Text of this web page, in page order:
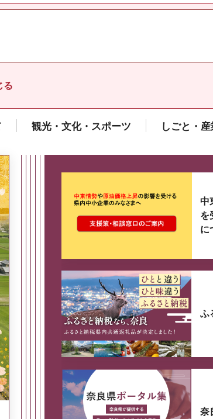
る
観光・文化・スポーツ しごと・産
ここから最大3つずつ情報が
り奈良」
策集
中
を
に
ふ
奈